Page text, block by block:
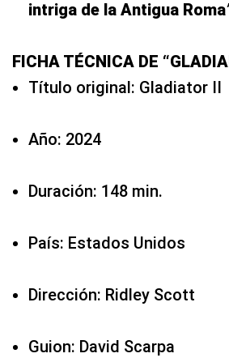
intriga de la Antigua Roma
FICHA TÉCNICA DE
Título original: Gladiator II
Año: 2024
Duración: 148 min.
País: Estados Unidos
Dirección: Ridley Scott
Guion: David Scarpa